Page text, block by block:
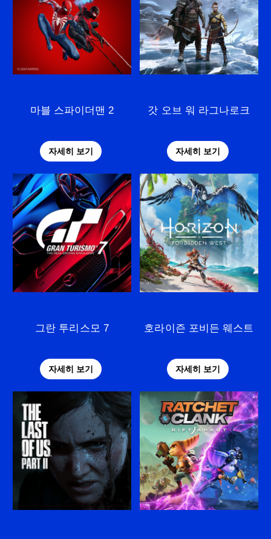
마블 스파이더맨 2
자세히 보기
갓 오브 워 라그나로크
자세히 보기
그란 투리스모 7
자세히 보기
호라이즌 포비든 웨스트
자세히 보기